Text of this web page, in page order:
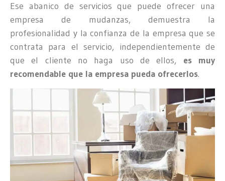
Ese abanico de servicios que puede ofrecer una
empresa de mudanzas, demuestra la
profesionalidad y la confianza de la empresa que se
contrata para el servicio, independientemente de
que el cliente no haga uso de ellos, es muy
recomendable que la empresa pueda ofrecerlos.